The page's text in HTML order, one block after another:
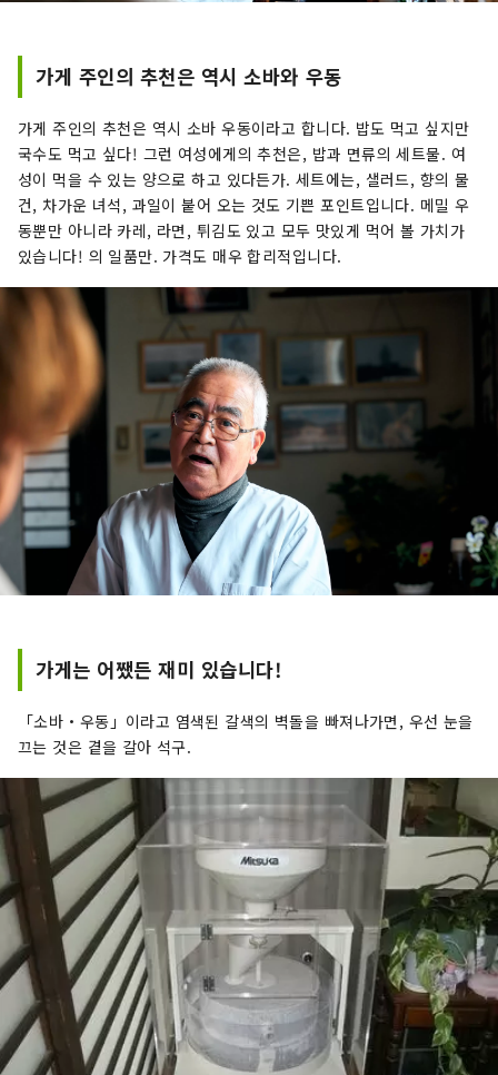
가게 주인의 추천은 역시 소바와 우동
가게 주인의 추천은 역시 소바 우동이라고 합니다. 밥도 먹고 싶지만
국수도 먹고 싶다! 그런 여성에게의 추천은, 밥과 면류의 세트물. 여
성이 먹을 수 있는 양으로 하고 있다든가. 세트에는, 샐러드, 향의 물
건, 차가운 녀석, 과일이 붙어 오는 것도 기쁜 포인트입니다. 메밀 우
동뿐만 아니라 카레, 라면, 튀김도 있고 모두 맛있게 먹어 볼 가치가
있습니다! 의 일품만. 가격도 매우 합리적입니다.
가게는 어쨌든 재미 있습니다!
「소바・우동」이라고 염색된 갈색의 벽돌을 빠져나가면, 우선 눈을
끄는 것은 곁을 갈아 석구.